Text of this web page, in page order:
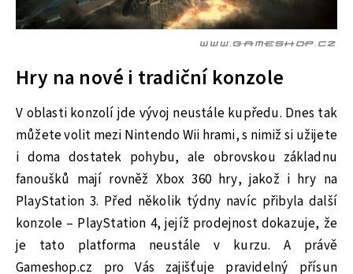
Hry na nové i tradiční konzole
V oblasti konzolí jde vývoj neustále kupředu. Dnes tak
můžete volit mezi Nintendo Wii hrami, s nimiž si užijete
i doma dostatek pohybu, ale obrovskou základnu
fanoušků mají rovněž Xbox 360 hry, jakož i hry na
PlayStation 3. Před několik týdny navíc přibyla další
konzole – PlayStation 4, jejíž prodejnost dokazuje, že
je tato platforma neustále v kurzu. A právě
Gameshop.cz pro Vás zajišťuje pravidelný přísun